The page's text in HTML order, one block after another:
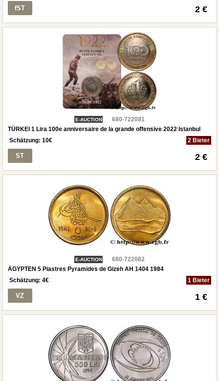
fST 2 €
E-AUCTION
680-722081
TÜRKEI 1 Lira 100e anniversaire de la grande offensive 2022 Istanbul
Schätzung: 10€ 2 Bieter
ST 2 €
E-AUCTION
680-722082
ÄGYPTEN 5 Piastres Pyramides de Gizeh AH 1404 1984
Schätzung: 4€ 1 Bieter
VZ 1 €